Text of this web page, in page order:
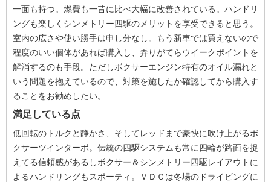
一面も持つ。燃費も一昔に比べ大幅に改善されている。ハンドリ
ングも楽しくシンメトリー四駆のメリットを享受できると思う。
室内の広さや使い勝手は申し分なし。もう新車では買えないので
程度のいい個体があれば購入し、弄りがてらウイークポイントを
解消するのも手段。ただしボクサーエンジン特有のオイル漏れと
いう問題を抱えているので、対策を施したか確認してから購入す
ることをお勧めしたい。
満足している点
低回転のトルクと静かさ、そしてレッドまで豪快に吹け上がるボ
クサーツインターボ。伝統の四駆システムも常に四輪が路面を捉
えてる信頼感があるしボクサー＆シンメトリー四駆レイアウトに
よるハンドリングもスポーティ。ＶＤＣは冬場のドライビングに